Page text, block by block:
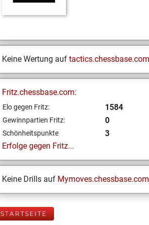
Keine Wertung auf tactics.chessbase.com
Fritz.chessbase.com:
Elo gegen Fritz: 1584
Gewinnpartien Fritz: 0
Schönheitspunkte
3
Erfolge gegen Fritz...
Keine Drills auf Mymoves.chessbase.com
STARTSEITE